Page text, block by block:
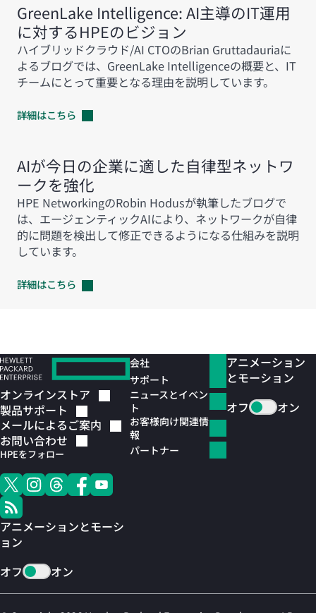
GreenLake Intelligence: AI主導のIT運用
に対するHPEのビジョン
ハイブリッドクラウド/AI CTOのBrian Gruttadauriaに
よるブログでは、GreenLake Intelligenceの概要と、IT
チームにとって重要となる理由を説明しています。
詳細はこちら
AIが今日の企業に適した自律型ネットワ
ークを強化
HPE NetworkingのRobin Hodusが執筆したブログで
は、エージェンティックAIにより、ネットワークが自律
的に問題を検出して修正できるようになる仕組みを説明
しています。
詳細はこちら
オンラインストア
製品サポート
メールによるご案内
お問い合わせ
HPEをフォロー
アニメーションとモーシ
ョン
オフ
オン
会社
サポート
ニュースとイベン
ト
お客様向け関連情
報
パートナー
アニメーション
とモーション
オフ
オン